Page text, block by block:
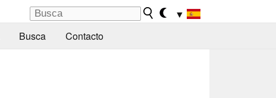
▼
Busca Contacto